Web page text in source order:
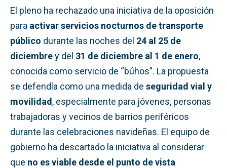
El pleno ha rechazado una iniciativa de la oposición
para activar servicios nocturnos de transporte
público durante las noches del 24 al 25 de
diciembrey del 31 de diciembre al 1 de enero,
conocida como servicio de “búhos”. La propuesta
se defendía como una medida de seguridad vial y
movilidad, especialmente para jóvenes, personas
trabajadoras y vecinos de barrios periféricos
durante las celebraciones navideñas. El equipo de
gobierno ha descartado la iniciativa al considerar
que no es viable desde el punto de vista